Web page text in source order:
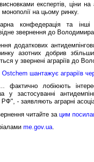
експертів, ціни на
монополії на цьому ринку.
конфедерація та інші
звернення до
додаткових
ринку азотних добрив
у звернені аграріїв до
Ostchem шантажує аграріїв
фактично лобіюють
у застосуванні
- заявляють аграрні
читайте за цим
me.gov.ua.